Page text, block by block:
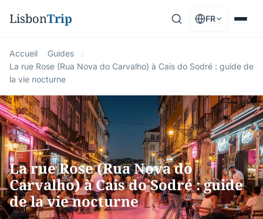
LisbonTrip FR
Accueil
Guides
La rue Rose (Rua Nova do Carvalho) à Cais do Sodré : guide de
la vie nocturne
La rue Rose (Rua Nova do
Carvalho) à Cais do Sodré : guide
de la vie nocturne